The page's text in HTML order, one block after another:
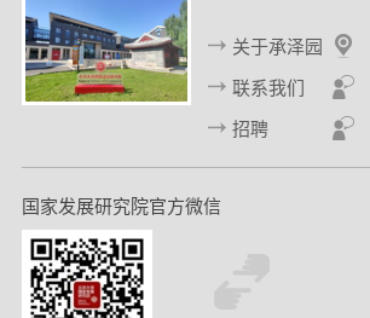
关于承泽园
联系我们
招聘
国家发展研究院官方微信